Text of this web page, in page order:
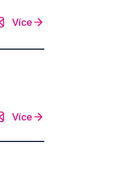
Více
Více